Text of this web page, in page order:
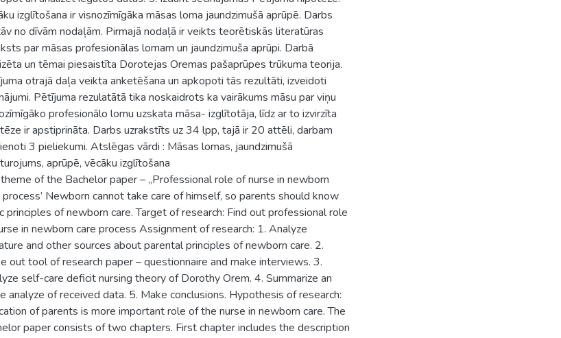
izglītošana ir visnozīmīgāka māsas loma jaundzimušā aprūpē. Darbs
no dīvām nodaļām. Pirmajā nodaļā ir veikts teorētiskās literatūras
par māsas profesionālas lomam un jaundzimuša aprūpi. Darbā
un tēmai piesaistīta Dorotejas Oremas pašaprūpes trūkuma teorija.
otrajā daļa veikta anketēšana un apkopoti tās rezultāti, izveidoti
Pētījuma rezulatātā tika noskaidrots ka vairākums māsu par viņu
profesionālo lomu uzskata māsa- izglītotāja, līdz ar to izvirzīta
ir apstiprināta. Darbs uzrakstīts uz 34 lpp, tajā ir 20 attēli, darbam
3 pieliekumi. Atslēgas vārdi : Māsas lomas, jaundzimušā
aprūpē, vēcāku izglītošana
of the Bachelor paper – „Professional role of nurse in newborn
process’ Newborn cannot take care of himself, so parents should know
principles of newborn care. Target of research: Find out professional role
in newborn care process Assignment of research: 1. Analyze
and other sources about parental principles of newborn care. 2.
out tool of research paper – questionnaire and make interviews. 3.
self-care deficit nursing theory of Dorothy Orem. 4. Summarize an
analyze of received data. 5. Make conclusions. Hypothesis of research:
of parents is more important role of the nurse in newborn care. The
paper consists of two chapters. First chapter includes the description